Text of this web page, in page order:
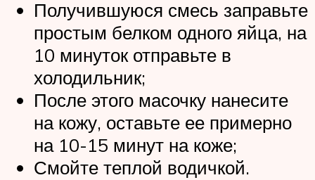
Получившуюся смесь заправьте
простым белком одного яйца, на
10 минуток отправьте в
холодильник;
После этого масочку нанесите
на кожу, оставьте ее примерно
на 10-15 минут на коже;
Смойте теплой водичкой.